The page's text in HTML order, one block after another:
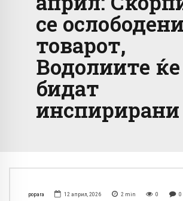
се
товарот,
Водолиите ќе
бидат
инспирирани
popara 12 април, 2026 2 min 0 0